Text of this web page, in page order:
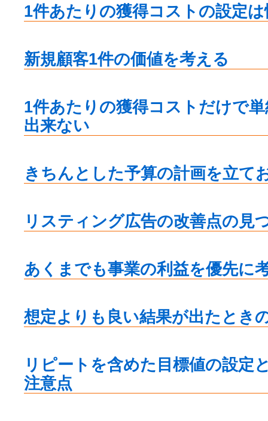
1件あたりの獲得コストの設定
新規顧客1件の価値を考える
1件あたりの獲得コストだけで
出来ない
きちんとした予算の計画を立て
リスティング広告の改善点の見
あくまでも事業の利益を優先に
想定よりも良い結果が出たとき
リピートを含めた目標値の設定
注意点